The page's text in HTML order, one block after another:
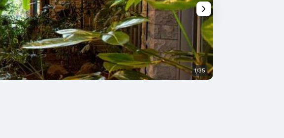
1/35